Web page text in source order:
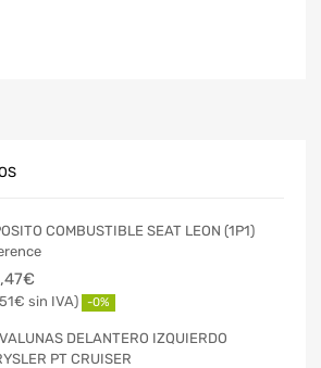
COMBUSTIBLE SEAT LEON (1P1)
€
€ -0%
DELANTERO IZQUIERDO
PT CRUISER